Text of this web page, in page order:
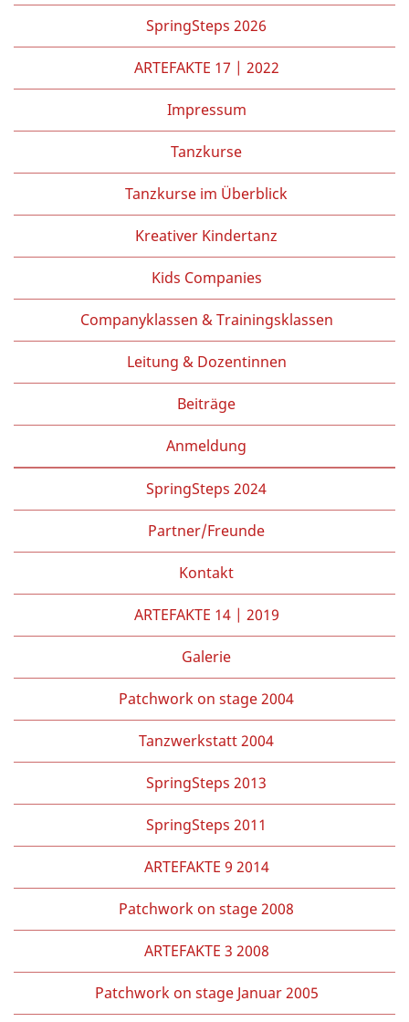
Partner/Freunde
Kontakt
SpringSteps 2026
ARTEFAKTE 17 | 2022
Impressum
Tanzkurse
Tanzkurse im Überblick
Kreativer Kindertanz
Kids Companies
Companyklassen & Trainingsklassen
Leitung & Dozentinnen
Beiträge
Anmeldung
SpringSteps 2024
Partner/Freunde
Kontakt
ARTEFAKTE 14 | 2019
Galerie
Patchwork on stage 2004
Tanzwerkstatt 2004
SpringSteps 2013
SpringSteps 2011
ARTEFAKTE 9 2014
Patchwork on stage 2008
ARTEFAKTE 3 2008
Patchwork on stage Januar 2005